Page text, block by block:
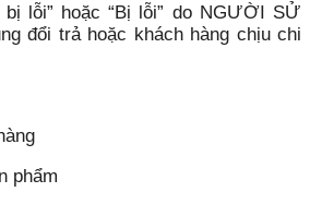
bị lỗi” hoặc “Bị lỗi” do NGƯỜI SỬ
đổi trả hoặc khách hàng chịu chi
phẩm